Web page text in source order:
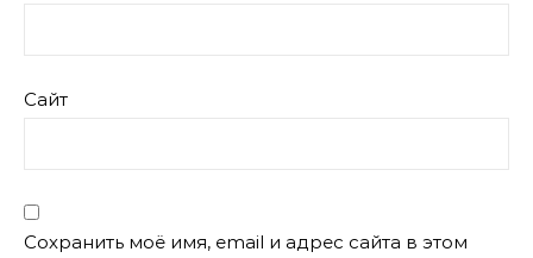
Сайт
Сохранить моё имя, email и адрес сайта в этом